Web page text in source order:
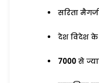
सरिता
देश विदेश के
7000 से